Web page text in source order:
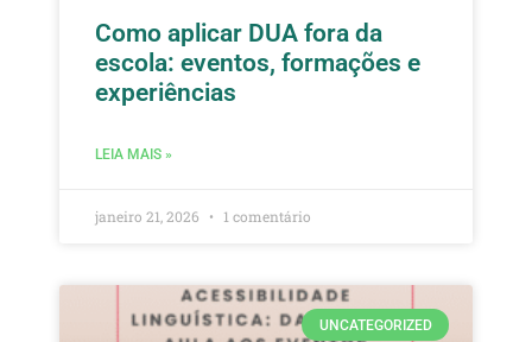
Como aplicar DUA fora da
escola: eventos, formações e
experiências
LEIA MAIS »
janeiro 21, 2026 1 comentário
UNCATEGORIZED